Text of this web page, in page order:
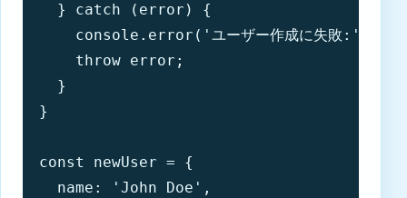
  } catch (error) {
console.error('ユーザー作成に失敗:',
    throw error;
  }
}
const newUser = {
  name: 'John Doe',